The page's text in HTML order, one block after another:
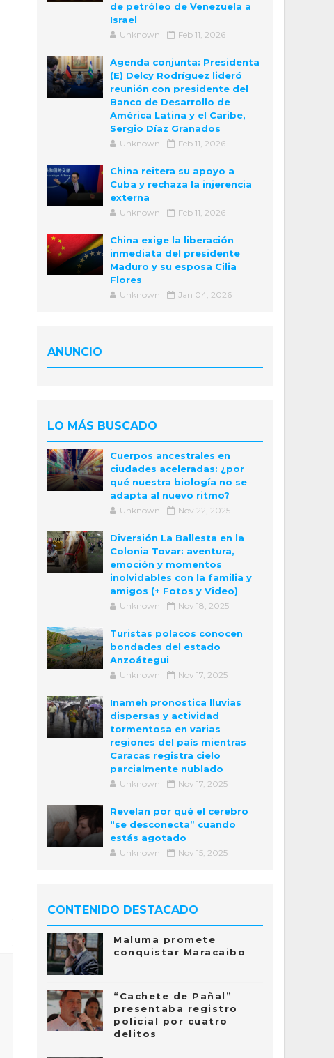
de petróleo de Venezuela a
Israel
Unknown Feb 11, 2026
Agenda conjunta: Presidenta
(E) Delcy Rodríguez lideró
reunión con presidente del
Banco de Desarrollo de
América Latina y el Caribe,
Sergio Díaz Granados
Unknown Feb 11, 2026
China reitera su apoyo a
Cuba y rechaza la injerencia
externa
Unknown Feb 11, 2026
China exige la liberación
inmediata del presidente
Maduro y su esposa Cilia
Flores
Unknown Jan 04, 2026
ANUNCIO
LO MÁS BUSCADO
Cuerpos ancestrales en
ciudades aceleradas: ¿por
qué nuestra biología no se
adapta al nuevo ritmo?
Unknown Nov 22, 2025
Diversión La Ballesta en la
Colonia Tovar: aventura,
emoción y momentos
inolvidables con la familia y
amigos (+ Fotos y Video)
Unknown Nov 18, 2025
Turistas polacos conocen
bondades del estado
Anzoátegui
Unknown Nov 17, 2025
Inameh pronostica lluvias
dispersas y actividad
tormentosa en varias
regiones del país mientras
Caracas registra cielo
parcialmente nublado
Unknown Nov 17, 2025
Revelan por qué el cerebro
“se desconecta” cuando
estás agotado
Unknown Nov 15, 2025
CONTENIDO DESTACADO
Maluma promete
conquistar Maracaibo
“Cachete de Pañal”
presentaba registro
policial por cuatro
delitos